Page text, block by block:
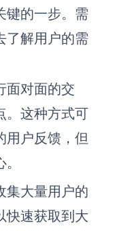
键的一步。需
了解用户的需
面对面的交
。这种方式可
用户反馈，但
集大量用户的
快速获取到大